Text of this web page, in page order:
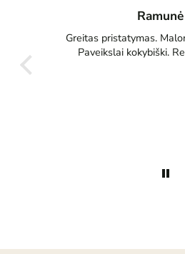
pristatymas. Maloni komunikacija.
Paveikslai kokybiški. Rekomenduoju.